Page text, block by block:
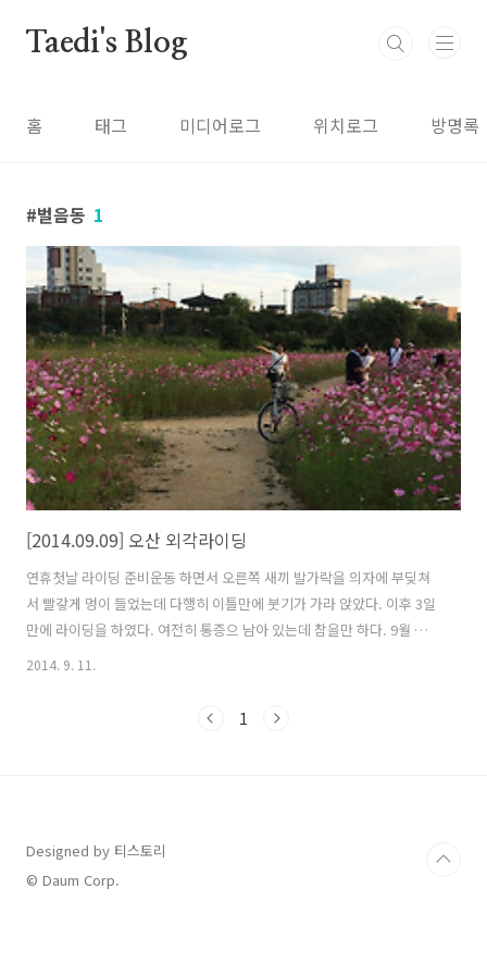
Taedi's Blog
홈 태그 미디어로그 위치로그 방명록
벌음동 1
[2014.09.09] 오산 외각라이딩
연휴첫날 라이딩 준비운동 하면서 오른쪽 새끼 발가락을 의자에 부딪쳐
서 빨갛게 멍이 들었는데 다행히 이틀만에 붓기가 가라 앉았다. 이후 3일
만에 라이딩을 하였다. 여전히 통증으 남아 있는데 참을만 하다. 9월 들
어서 통 장거리 라이딩을 못했는데 처음으로 50km 넘게 달렸다. 동탄신
거길 및 청학동을 출발하여 벌음동과 가수동을 거쳐 다시 오산천까지 라
2014. 9. 11.
1
Designed by 티스토리
© Daum Corp.